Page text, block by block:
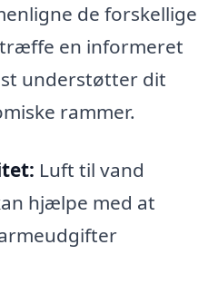
de forskellige
en informeret
understøtter dit
rammer.
Luft til vand
hjælpe med at